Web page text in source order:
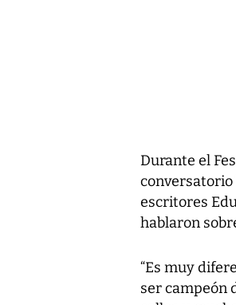
Durante el
conversatorio
escritores
hablaron
“Es muy
ser campeón